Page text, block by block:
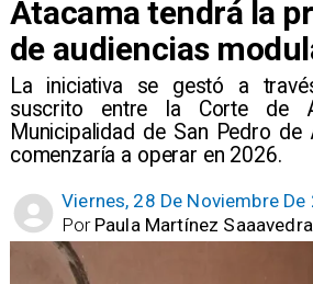
Atacama tendrá la
de audiencias
La iniciativa se gestó a
suscrito entre la Corte de
Municipalidad de San Pedro de
comenzaría a operar en 2026.
Viernes, 28 De Noviembre De
Paula Martínez Saaavedra
Por